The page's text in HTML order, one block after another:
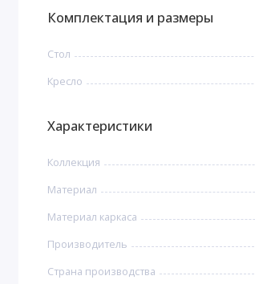
Комплектация и размеры
Стол
Кресло
Характеристики
Коллекция
Материал
Материал каркаса
Производитель
Страна производства